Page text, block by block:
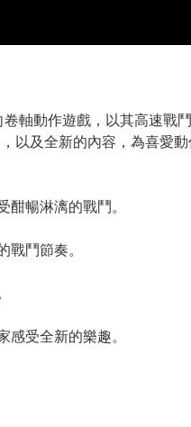
軸動作遊戲，以其高速戰
及全新的內容，為喜愛
暢淋漓的戰鬥。
鬥節奏。
受全新的樂趣。